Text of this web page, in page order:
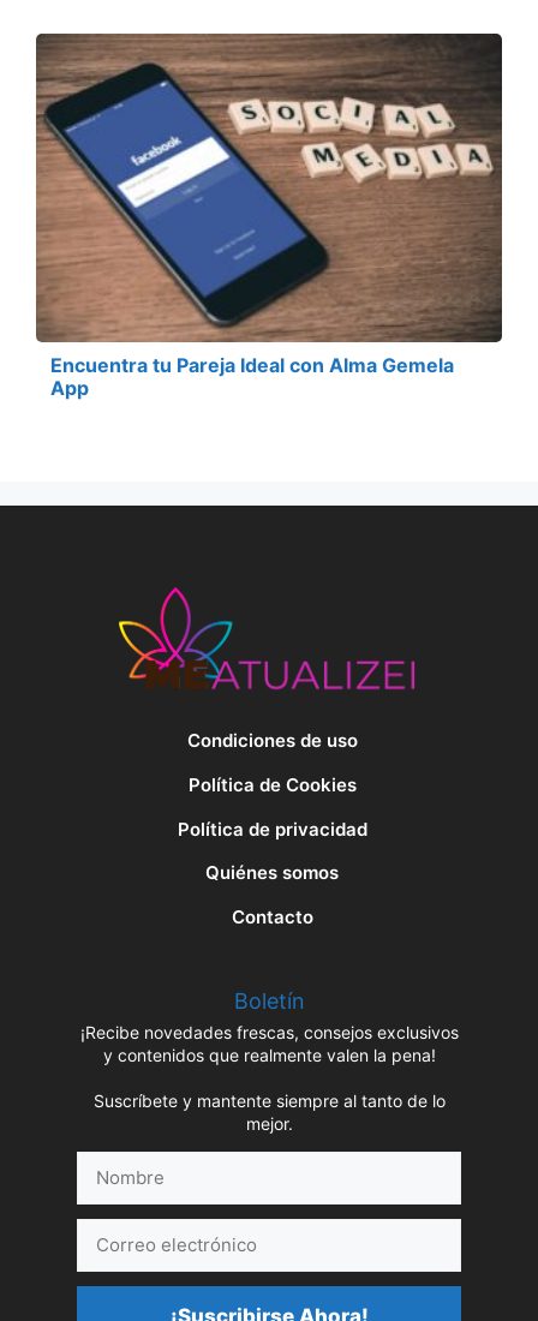
Encuentra tu Pareja Ideal con Alma Gemela
App
Condiciones de uso
Política de Cookies
Política de privacidad
Quiénes somos
Contacto
Boletín
¡Recibe novedades frescas, consejos exclusivos
y contenidos que realmente valen la pena!
Suscríbete y mantente siempre al tanto de lo
mejor.
electrónico